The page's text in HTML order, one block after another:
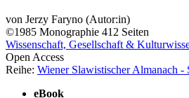
von Jerzy Faryno (Autor:in)
©1985 Monographie 412 Seiten
Wissenschaft, Gesellschaft &
Open Access
Reihe: Wiener Slawistischer Almanach -
eBook